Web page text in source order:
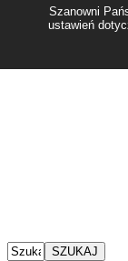
Szanowni
ustawień